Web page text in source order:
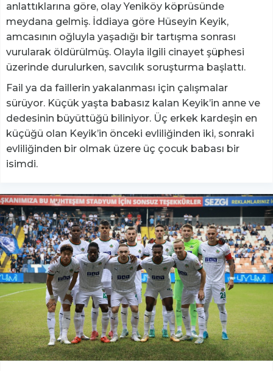
anlattıklarına göre, olay Yeniköy köprüsünde
meydana gelmiş. İddiaya göre Hüseyin Keyik,
amcasının oğluyla yaşadığı bir tartışma sonrası
vurularak öldürülmüş. Olayla ilgili cinayet şüphesi
üzerinde durulurken, savcılık soruşturma başlattı.
Fail ya da faillerin yakalanması için çalışmalar
sürüyor. Küçük yaşta babasız kalan Keyik’in anne ve
dedesinin büyüttüğü biliniyor. Üç erkek kardeşin en
küçüğü olan Keyik’in önceki evliliğinden iki, sonraki
evliliğinden bir olmak üzere üç çocuk babası bir
isimdi.